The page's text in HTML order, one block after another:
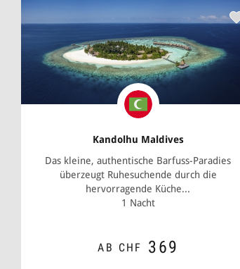
Kandolhu Maldives
Das kleine, authentische Barfuss-Paradies
überzeugt Ruhesuchende durch die
hervorragende Küche...
1 Nacht
AB CHF 369